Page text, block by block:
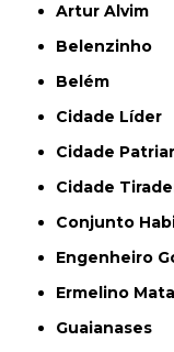
Artur Alvim
Belenzinho
Belém
Cidade Líder
Cidade
Cidade
Conjunto
Engenheiro
Ermelino
Guaianases